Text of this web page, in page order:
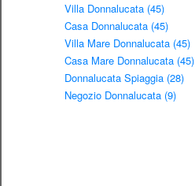
Villa Donnalucata (45)
Casa Donnalucata (45)
Villa Mare Donnalucata (45)
Casa Mare Donnalucata (45)
Donnalucata Spiaggia (28)
Negozio Donnalucata (9)